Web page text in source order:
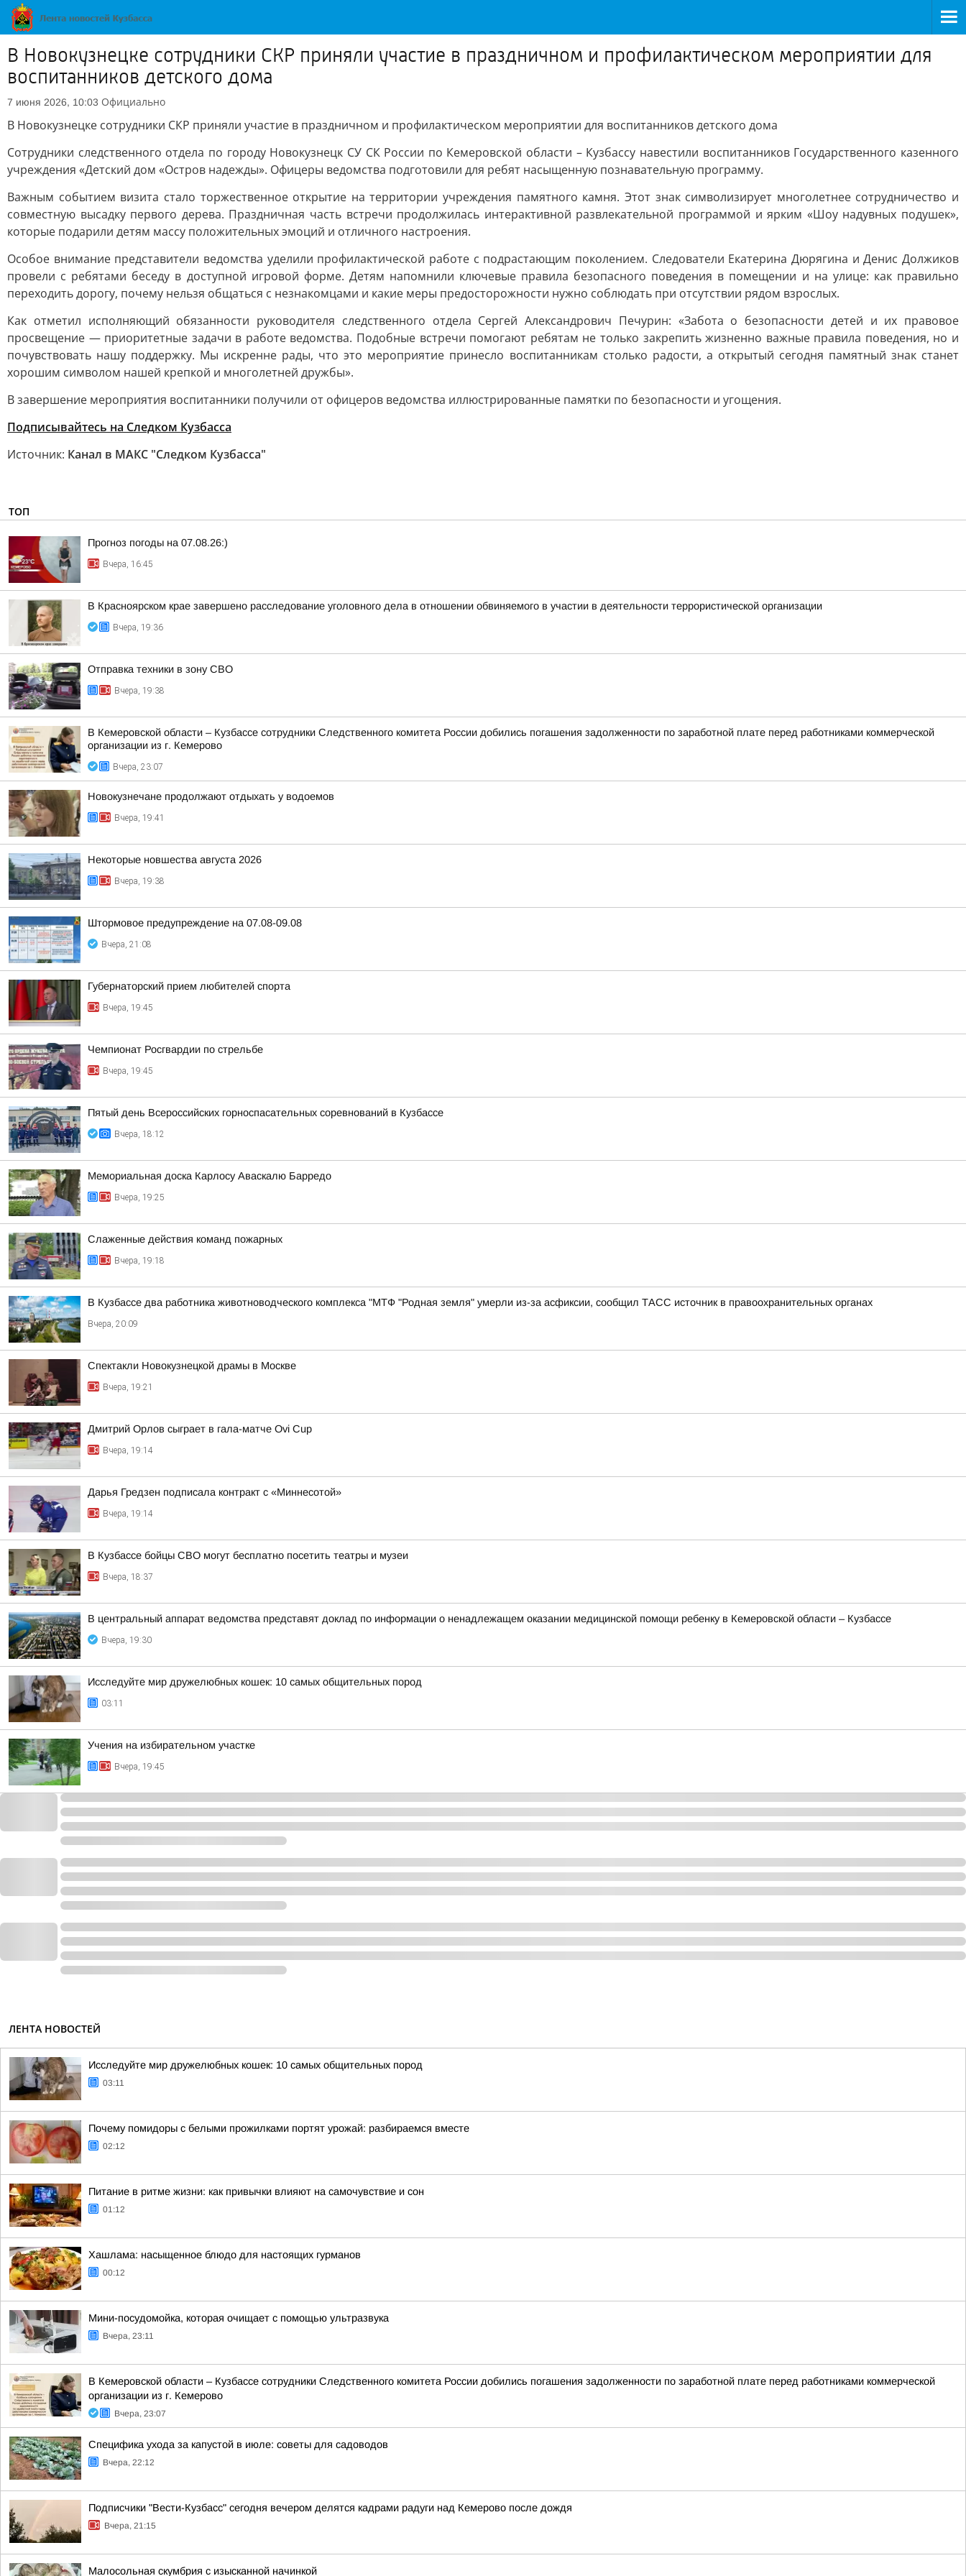
В Новокузнецке сотрудники СКР приняли участие в праздничном и профилактическом мероприятии для
воспитанников детского дома
7 июня 2026, 10:03 Официально
В Новокузнецке сотрудники СКР приняли участие в праздничном и профилактическом мероприятии для воспитанников детского дома
Сотрудники следственного отдела по городу Новокузнецк СУ СК России по Кемеровской области – Кузбассу навестили воспитанников Государственного казенного
учреждения «Детский дом «Остров надежды». Офицеры ведомства подготовили для ребят насыщенную познавательную программу.
Важным событием визита стало торжественное открытие на территории учреждения памятного камня. Этот знак символизирует многолетнее сотрудничество и
совместную высадку первого дерева. Праздничная часть встречи продолжилась интерактивной развлекательной программой и ярким «Шоу надувных подушек»,
которые подарили детям массу положительных эмоций и отличного настроения.
Особое внимание представители ведомства уделили профилактической работе с подрастающим поколением. Следователи Екатерина Дюрягина и Денис Должиков
провели с ребятами беседу в доступной игровой форме. Детям напомнили ключевые правила безопасного поведения в помещении и на улице: как правильно
переходить дорогу, почему нельзя общаться с незнакомцами и какие меры предосторожности нужно соблюдать при отсутствии рядом взрослых.
Как отметил исполняющий обязанности руководителя следственного отдела Сергей Александрович Печурин: «Забота о безопасности детей и их правовое
просвещение — приоритетные задачи в работе ведомства. Подобные встречи помогают ребятам не только закрепить жизненно важные правила поведения, но и
почувствовать нашу поддержку. Мы искренне рады, что это мероприятие принесло воспитанникам столько радости, а открытый сегодня памятный знак станет
хорошим символом нашей крепкой и многолетней дружбы».
В завершение мероприятия воспитанники получили от офицеров ведомства иллюстрированные памятки по безопасности и угощения.
Подписывайтесь на Следком Кузбасса
Источник: Канал в МАКС "Следком Кузбасса"
ТОП
Прогноз погоды на 07.08.26:)
Вчера, 16:45
В Красноярском крае завершено расследование уголовного дела в отношении обвиняемого в участии в деятельности террористической организации
Вчера, 19:36
Отправка техники в зону СВО
Вчера, 19:38
В Кемеровской области – Кузбассе сотрудники Следственного комитета России добились погашения задолженности по заработной плате перед работниками коммерческой
организации из г. Кемерово
Вчера, 23:07
Новокузнечане продолжают отдыхать у водоемов
Вчера, 19:41
Некоторые новшества августа 2026
Вчера, 19:38
Штормовое предупреждение на 07.08-09.08
Вчера, 21:08
Губернаторский прием любителей спорта
Вчера, 19:45
Чемпионат Росгвардии по стрельбе
Вчера, 19:45
Пятый день Всероссийских горноспасательных соревнований в Кузбассе
Вчера, 18:12
Мемориальная доска Карлосу Аваскалю Барредо
Вчера, 19:25
Слаженные действия команд пожарных
Вчера, 19:18
В Кузбассе два работника животноводческого комплекса "МТФ "Родная земля" умерли из-за асфиксии, сообщил ТАСС источник в правоохранительных органах
Вчера, 20:09
Спектакли Новокузнецкой драмы в Москве
Вчера, 19:21
Дмитрий Орлов сыграет в гала-матче Ovi Cup
Вчера, 19:14
Дарья Гредзен подписала контракт с «Миннесотой»
Вчера, 19:14
В Кузбассе бойцы СВО могут бесплатно посетить театры и музеи
Вчера, 18:37
В центральный аппарат ведомства представят доклад по информации о ненадлежащем оказании медицинской помощи ребенку в Кемеровской области – Кузбассе
Вчера, 19:30
Исследуйте мир дружелюбных кошек: 10 самых общительных пород
03:11
Учения на избирательном участке
Вчера, 19:45
ЛЕНТА НОВОСТЕЙ
Исследуйте мир дружелюбных кошек: 10 самых общительных пород
03:11
Почему помидоры с белыми прожилками портят урожай: разбираемся вместе
02:12
Питание в ритме жизни: как привычки влияют на самочувствие и сон
01:12
Хашлама: насыщенное блюдо для настоящих гурманов
00:12
Мини-посудомойка, которая очищает с помощью ультразвука
Вчера, 23:11
В Кемеровской области – Кузбассе сотрудники Следственного комитета России добились погашения задолженности по заработной плате перед работниками коммерческой
организации из г. Кемерово
Вчера, 23:07
Специфика ухода за капустой в июле: советы для садоводов
Вчера, 22:12
Подписчики "Вести-Кузбасс" сегодня вечером делятся кадрами радуги над Кемерово после дождя
Вчера, 21:15
Малосольная скумбрия с изысканной начинкой